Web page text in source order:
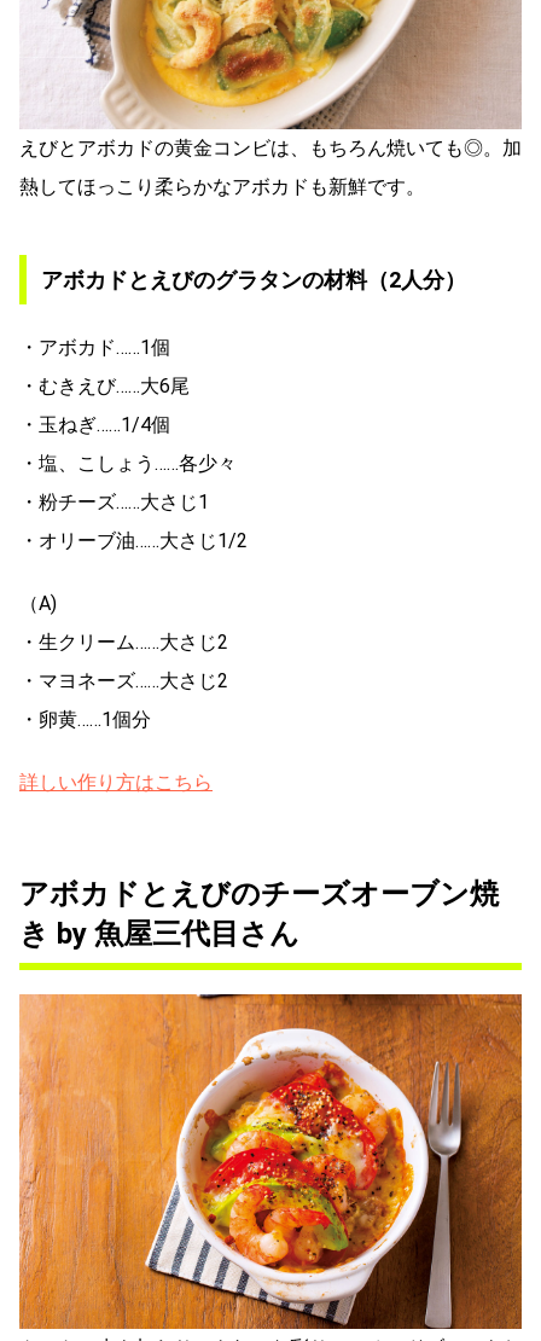
えびとアボカドの黄金コンビは、もちろん焼いても◎。加
熱してほっこり柔らかなアボカドも新鮮です。
アボカドとえびのグラタンの材料（2人分）
・アボカド……1個
・むきえび……大6尾
・玉ねぎ……1/4個
・塩、こしょう……各少々
・粉チーズ……大さじ1
・オリーブ油……大さじ1/2
（A)
・生クリーム……大さじ2
・マヨネーズ……大さじ2
・卵黄……1個分
詳しい作り方はこちら
アボカドとえびのチーズオーブン焼
き by 魚屋三代目さん